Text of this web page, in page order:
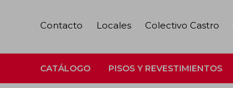
CATÁLOGO PISOS Y REVESTIMIENTOS
Contacto Locales Colectivo Castro